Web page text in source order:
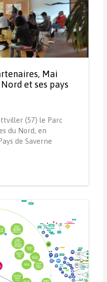
Mai
Nord et ses pays
(57) le Parc
du Nord, en
de Saverne